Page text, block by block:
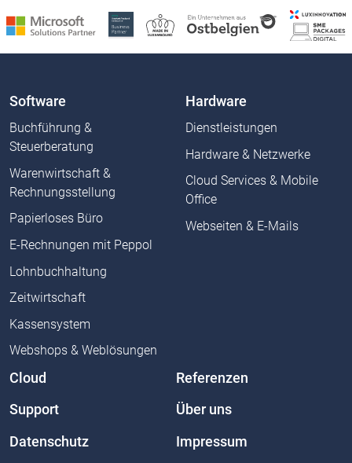
Software
Buchführung &
Steuerberatung
Warenwirtschaft &
Rechnungsstellung
Papierloses Büro
E-Rechnungen mit Peppol
Lohnbuchhaltung
Zeitwirtschaft
Kassensystem
Webshops & Weblösungen
Hardware
Dienstleistungen
Hardware & Netzwerke
Cloud Services & Mobile
Office
Webseiten & E-Mails
Cloud Referenzen
Support Über uns
Datenschutz Impressum